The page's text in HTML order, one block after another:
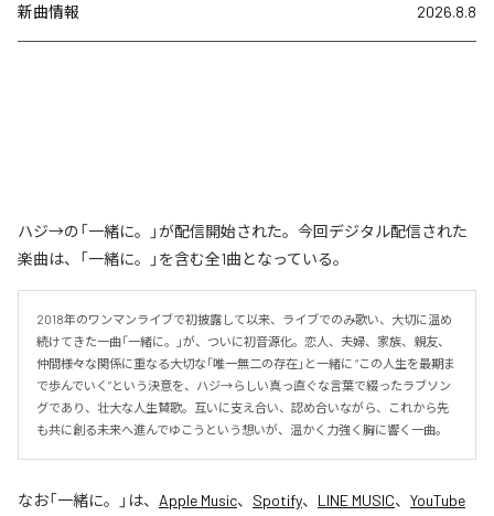
新曲情報 2026.8.8
ハジ→の「一緒に。」が配信開始された。今回デジタル配信された
楽曲は、「一緒に。」を含む全1曲となっている。
2018年のワンマンライブで初披露して以来、ライブでのみ歌い、大切に温め
続けてきた一曲「一緒に。」が、ついに初音源化。恋人、夫婦、家族、親友、
仲間――様々な関係に重なる大切な「唯一無二の存在」と一緒に “この人生を最期ま
で歩んでいく”という決意を、ハジ→らしい真っ直ぐな言葉で綴ったラブソン
グであり、壮大な人生賛歌。互いに支え合い、認め合いながら、これから先
も共に創る未来へ進んでゆこうという想いが、温かく力強く胸に響く一曲。
なお「一緒に。 」は、 Apple Music、 Spotify、 LINE MUSIC、 YouTube